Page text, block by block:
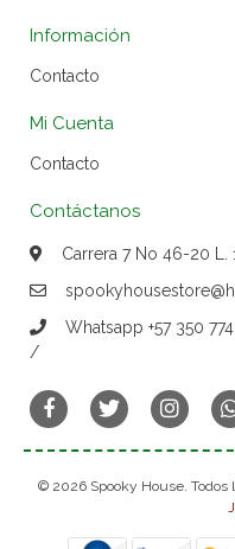
Información
Contacto
Mi Cuenta
Contacto
Contáctanos
Carrera 7 No 46-20
Whatsapp +57 350
/
© 2026 Spooky House. Todos